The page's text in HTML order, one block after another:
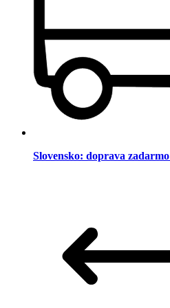
Slovensko: doprava zadarmo